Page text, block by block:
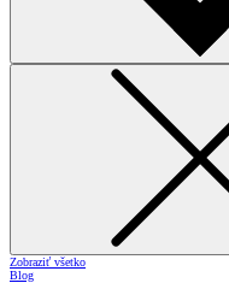
Zobraziť všetko
Blog